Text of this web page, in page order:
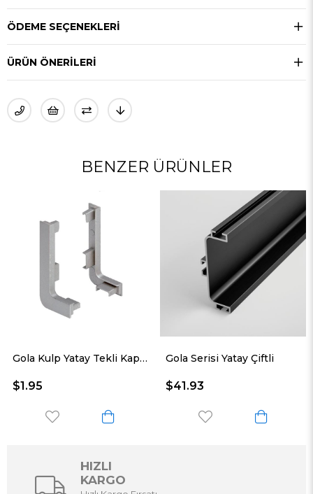
ÖDEME SEÇENEKLERI
ÜRÜN ÖNERILERI
BENZER ÜRÜNLER
Gola Kulp Yatay Tekli Kapama
$1.95
Gola Serisi Yatay Çiftli
$41.93
HIZLI
KARGO